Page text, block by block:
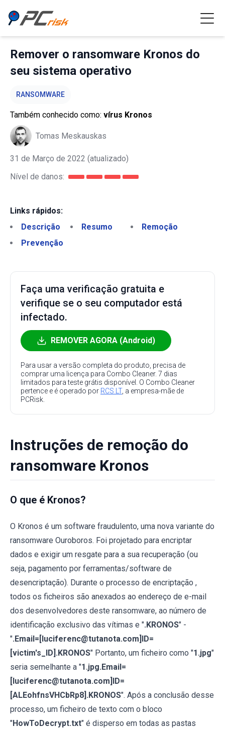
Remover o ransomware Kronos do
seu sistema operativo
RANSOMWARE
Também conhecido como: vírus Kronos
Tomas Meskauskas
31 de Março de 2022 (atualizado)
Nível de danos:
Links rápidos:
Descrição
Resumo
Remoção
Prevenção
Faça uma verificação gratuita e
verifique se o seu computador está
infectado.
REMOVER AGORA (Android)
Para usar a versão completa do produto, precisa de
comprar uma licença para Combo Cleaner. 7 dias
limitados para teste grátis disponível. O Combo Cleaner
pertence e é operado por RCS LT, a empresa-mãe de
PCRisk.
Instruções de remoção do
ransomware Kronos
O que é Kronos?
O Kronos é um software fraudulento, uma nova variante do
ransomware Ouroboros. Foi projetado para encriptar
dados e exigir um resgate para a sua recuperação (ou
seja, pagamento por ferramentas/software de
desencriptação). Durante o processo de encriptação ,
todos os ficheiros são anexados ao endereço de e-mail
dos desenvolvedores deste ransomware, ao número de
identificação exclusivo das vítimas e ".KRONOS" -
".Email=[luciferenc@tutanota.com]ID=
[victim's_ID].KRONOS" Portanto, um ficheiro como "1.jpg"
seria semelhante a "1.jpg.Email=
[luciferenc@tutanota.com]ID=
[ALEohfnsVHCbRp8].KRONOS". Após a conclusão desse
processo, um ficheiro de texto com o bloco
"HowToDecrypt.txt" é disperso em todas as pastas